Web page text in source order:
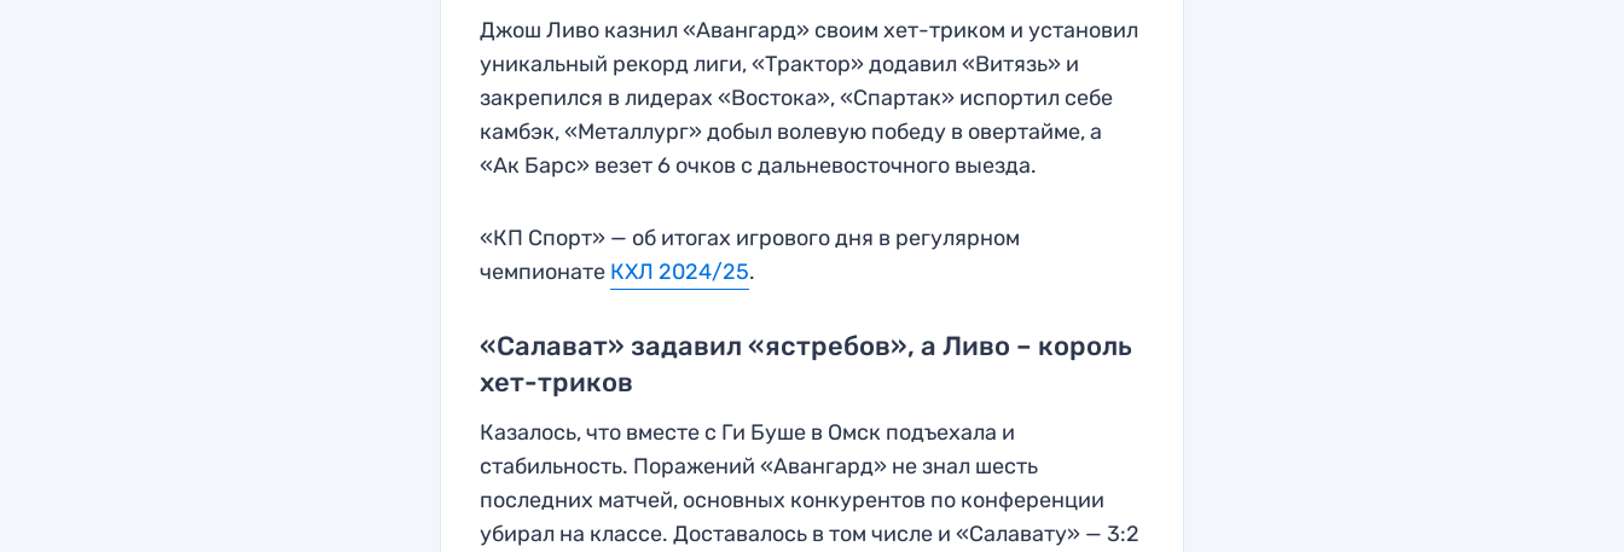
Джош Ливо казнил «Авангард» своим хет-триком и установил
уникальный рекорд лиги, «Трактор» додавил «Витязь» и
закрепился в лидерах «Востока», «Спартак» испортил себе
камбэк, «Металлург» добыл волевую победу в овертайме, а
«Ак Барс» везет 6 очков с дальневосточного выезда.
«КП Спорт» — об итогах игрового дня в регулярном
чемпионате КХЛ 2024/25.
«Салават» задавил «ястребов», а Ливо – король
хет-триков
Казалось, что вместе с Ги Буше в Омск подъехала и
стабильность. Поражений «Авангард» не знал шесть
последних матчей, основных конкурентов по конференции
убирал на классе. Доставалось в том числе и «Салавату» — 3:2